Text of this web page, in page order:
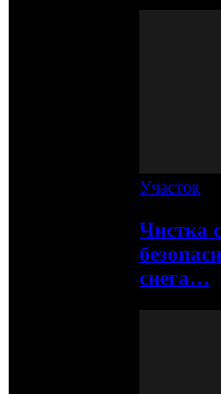
Участок
Чистка
снега…